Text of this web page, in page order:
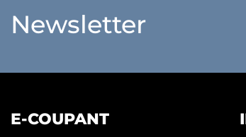
Newsletter
E-COUPANT